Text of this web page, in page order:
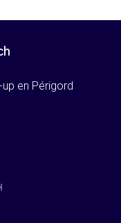
en Périgord